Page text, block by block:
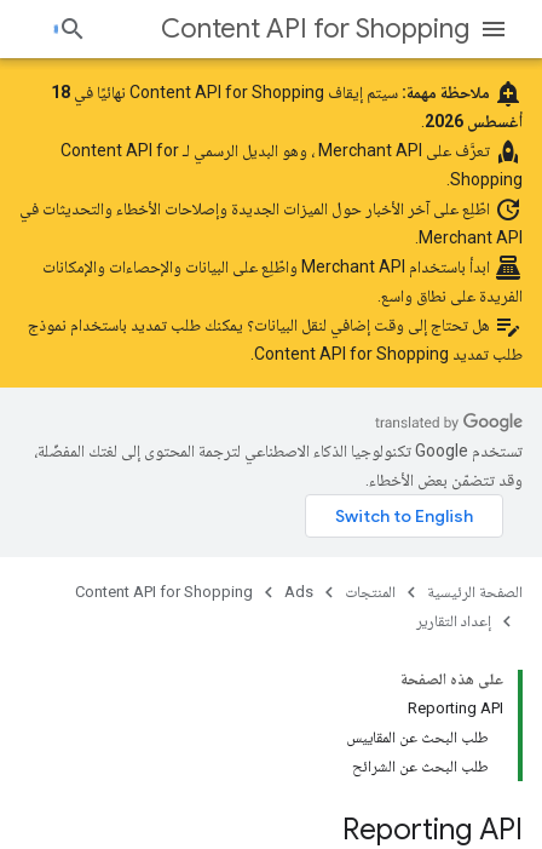
Content API for Shopping
add_alert ملاحظة مهمة: سيتم إيقاف Content API for Shopping نهائيًا في
18
أغسطس 2026
rocket تعرَّف على Merchant API
، وهو البديل الرسمي لـ Content API for
Shopping.
update اطّلِع على آخر الأخبار حول الميزات الجديدة وإصلاحات الأخطاء والتحديثات في
Merchant API.
point_of_sale ابدأ باستخدام Merchant API
واطّلِع على البيانات والإحصاءات والإمكانات
الفريدة على نطاق واسع.
edit_note هل تحتاج إلى وقت إضافي لنقل البيانات؟ يمكنك طلب تمديد باستخدام نموذج
طلب تمديد Content API for Shopping
تستخدم Google تكنولوجيا الذكاء الاصطناعي لترجمة المحتوى إلى لغتك المفضّلة،
وقد تتضمّن بعض الأخطاء.
الصفحة الرئيسية المنتجات Ads
Content API for Shopping
إعداد التقارير
على هذه الصفحة
Reporting API
طلب البحث عن المقاييس
طلب البحث عن الشرائح
Reporting API